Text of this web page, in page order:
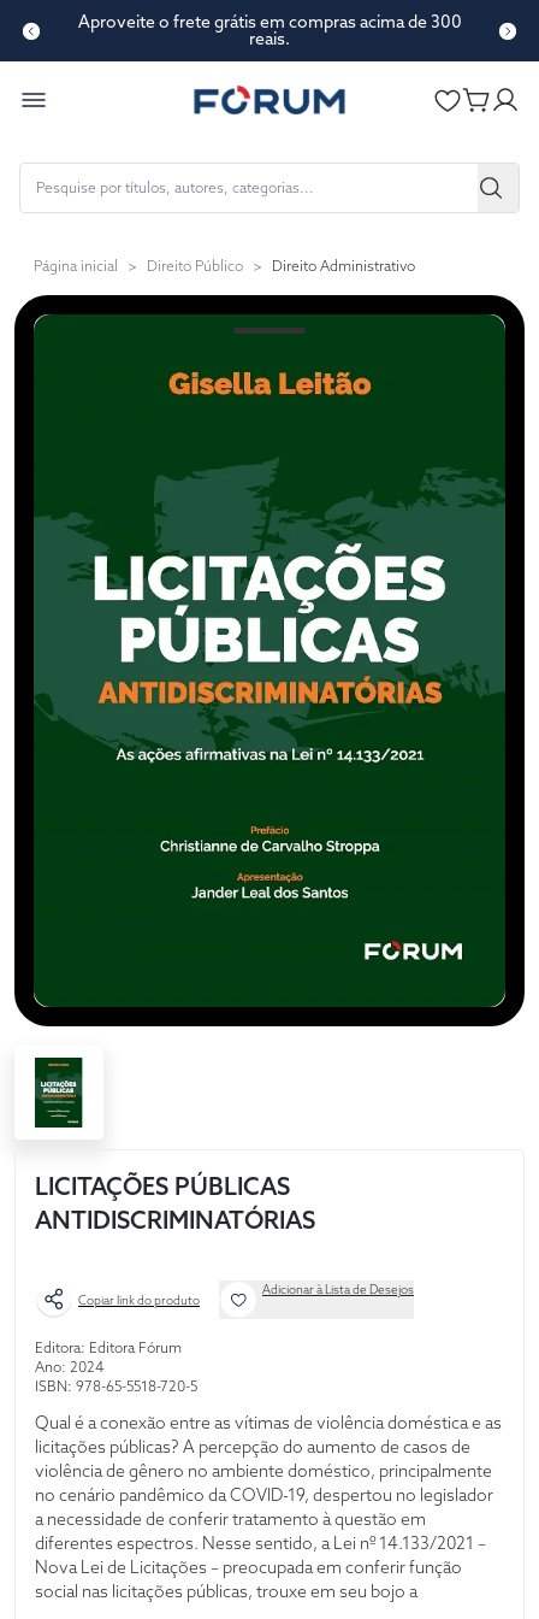
Aproveite o frete grátis em compras acima de 300
reais.
Página inicial > Direito Público > Direito Administrativo
LICITAÇÕES PÚBLICAS
ANTIDISCRIMINATÓRIAS
Copiar link do produto
Adicionar à Lista de Desejos
Editora: Editora Fórum
Ano: 2024
ISBN: 978-65-5518-720-5
Qual é a conexão entre as vítimas de violência doméstica e as
licitações públicas? A percepção do aumento de casos de
violência de gênero no ambiente doméstico, principalmente
no cenário pandêmico da COVID-19, despertou no legislador
a necessidade de conferir tratamento à questão em
diferentes espectros. Nesse sentido, a Lei nº 14.133/2021 –
Nova Lei de Licitações – preocupada em conferir função
social nas licitações públicas, trouxe em seu bojo a